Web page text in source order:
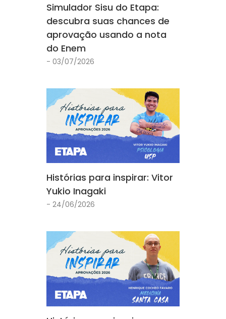
Simulador Sisu do Etapa:
descubra suas chances de
aprovação usando a nota
do Enem
- 03/07/2026
Histórias para inspirar: Vitor
Yukio Inagaki
- 24/06/2026